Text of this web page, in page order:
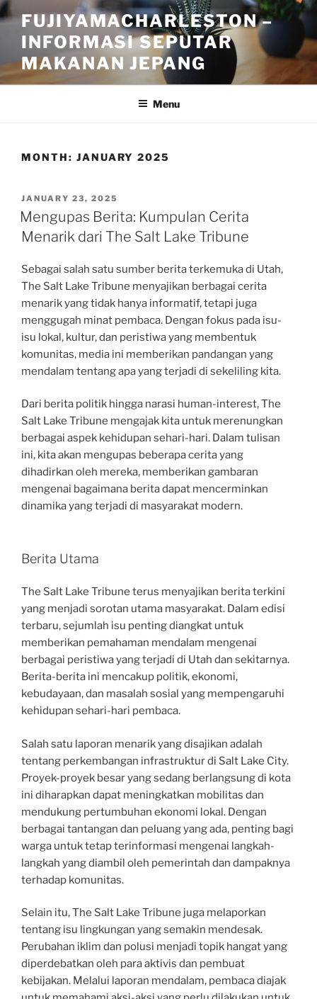
Skip
to
content
FUJIYAMACHARLESTON –
INFORMASI SEPUTAR
MAKANAN JEPANG
Menu
MONTH: JANUARY 2025
POSTED
ON
JANUARY 23, 2025
Mengupas Berita: Kumpulan Cerita
Menarik dari The Salt Lake Tribune
Sebagai salah satu sumber berita terkemuka di Utah,
The Salt Lake Tribune menyajikan berbagai cerita
menarik yang tidak hanya informatif, tetapi juga
menggugah minat pembaca. Dengan fokus pada isu-
isu lokal, kultur, dan peristiwa yang membentuk
komunitas, media ini memberikan pandangan yang
mendalam tentang apa yang terjadi di sekeliling kita.
Dari berita politik hingga narasi human-interest, The
Salt Lake Tribune mengajak kita untuk merenungkan
berbagai aspek kehidupan sehari-hari. Dalam tulisan
ini, kita akan mengupas beberapa cerita yang
dihadirkan oleh mereka, memberikan gambaran
mengenai bagaimana berita dapat mencerminkan
dinamika yang terjadi di masyarakat modern.
Berita Utama
The Salt Lake Tribune terus menyajikan berita terkini
yang menjadi sorotan utama masyarakat. Dalam edisi
terbaru, sejumlah isu penting diangkat untuk
memberikan pemahaman mendalam mengenai
berbagai peristiwa yang terjadi di Utah dan sekitarnya.
Berita-berita ini mencakup politik, ekonomi,
kebudayaan, dan masalah sosial yang mempengaruhi
kehidupan sehari-hari pembaca.
Salah satu laporan menarik yang disajikan adalah
tentang perkembangan infrastruktur di Salt Lake City.
Proyek-proyek besar yang sedang berlangsung di kota
ini diharapkan dapat meningkatkan mobilitas dan
mendukung pertumbuhan ekonomi lokal. Dengan
berbagai tantangan dan peluang yang ada, penting bagi
warga untuk tetap terinformasi mengenai langkah-
langkah yang diambil oleh pemerintah dan dampaknya
terhadap komunitas.
Selain itu, The Salt Lake Tribune juga melaporkan
tentang isu lingkungan yang semakin mendesak.
Perubahan iklim dan polusi menjadi topik hangat yang
diperdebatkan oleh para aktivis dan pembuat
kebijakan. Melalui laporan mendalam, pembaca diajak